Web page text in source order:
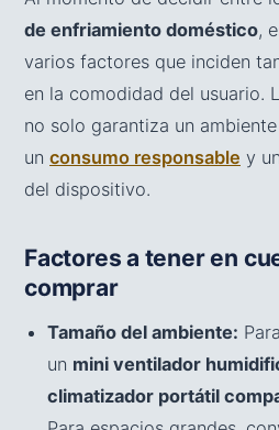
de enfriamiento doméstico,
varios factores que inciden
en la comodidad del usuario.
no solo garantiza un
un consumo responsable y
del dispositivo.
Factores a tener en
comprar
Tamaño del ambiente:
un mini ventilador
climatizador portátil